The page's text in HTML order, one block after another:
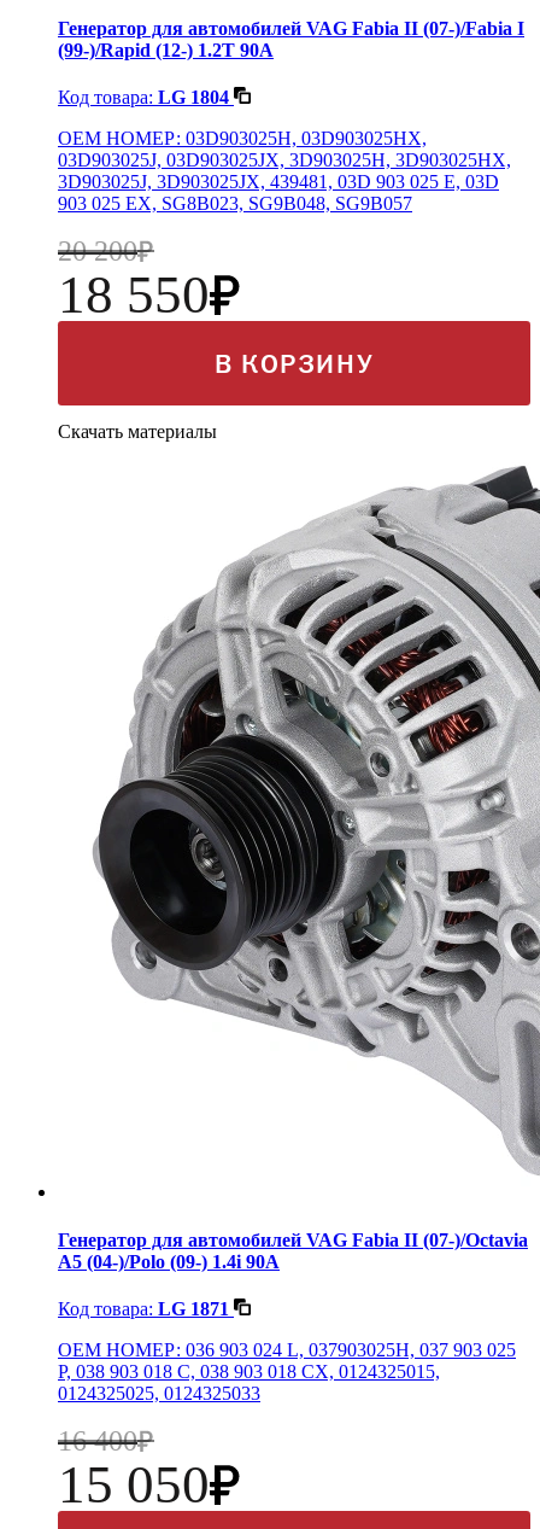
Генератор для автомобилей VAG Fabia II (07-)/Fabia I
(99-)/Rapid (12-) 1.2T 90A
Код товара: LG 1804
OEM НОМЕР: 03D903025H, 03D903025HX,
03D903025J, 03D903025JX, 3D903025H, 3D903025HX,
3D903025J, 3D903025JX, 439481, 03D 903 025 E, 03D
903 025 EX, SG8B023, SG9B048, SG9B057
20 200
18 550
В КОРЗИНУ
Скачать материалы
Генератор для автомобилей VAG Fabia II (07-)/Octavia
A5 (04-)/Polo (09-) 1.4i 90A
Код товара: LG 1871
OEM НОМЕР: 036 903 024 L, 037903025H, 037 903 025
P, 038 903 018 C, 038 903 018 CX, 0124325015,
0124325025, 0124325033
16 400
15 050